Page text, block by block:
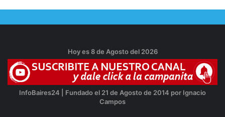
Hoy es 8 de Agosto del 2026
InfoBaires24 | Fundado el 21 de Agosto de 2014 por Ignacio
Campos